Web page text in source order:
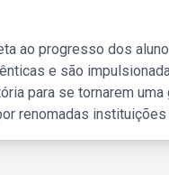
ao progresso dos
e são
para se tornarem
renomadas